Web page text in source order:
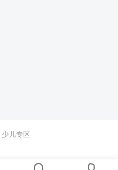
少儿专区